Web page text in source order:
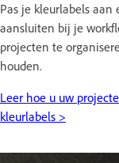
Pas je kleurlabels
aansluiten bij je
projecten te
houden.
Leer hoe u uw
kleurlabels >